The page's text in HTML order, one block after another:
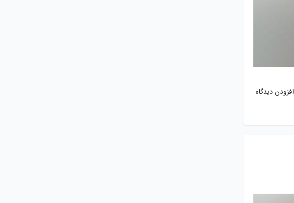
افزودن دیدگاه